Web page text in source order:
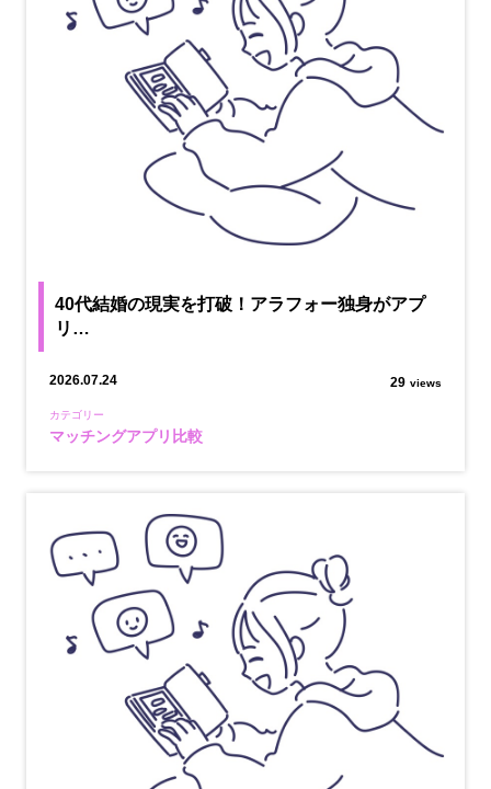
40代結婚の現実を打破！アラフォー独身がアプ
リ…
2026.07.24 29 views
カテゴリー
マッチングアプリ比較